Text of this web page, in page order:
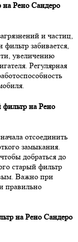
Рено Сандеро
и частиц,
забивается,
увеличению
Регулярная
фильтр на Рено
отсоединить
замыкания.
добраться до
старый фильтр
Важно при
правильно
на Рено Сандеро